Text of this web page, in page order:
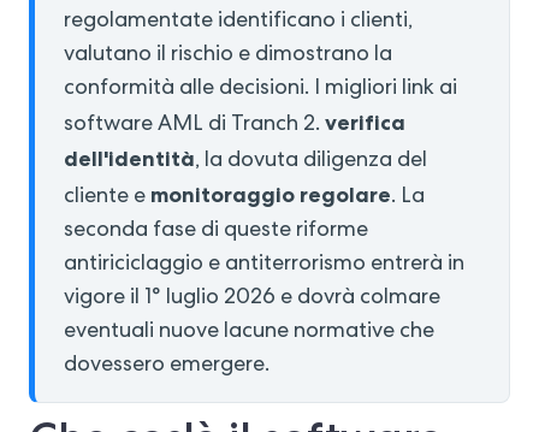
regolamentate identificano i clienti,
valutano il rischio e dimostrano la
conformità alle decisioni. I migliori link ai
software AML di Tranch 2. verifica
dell'identità, la dovuta diligenza del
cliente e monitoraggio regolare. La
seconda fase di queste riforme
antiriciclaggio e antiterrorismo entrerà in
vigore il 1° luglio 2026 e dovrà colmare
eventuali nuove lacune normative che
dovessero emergere.